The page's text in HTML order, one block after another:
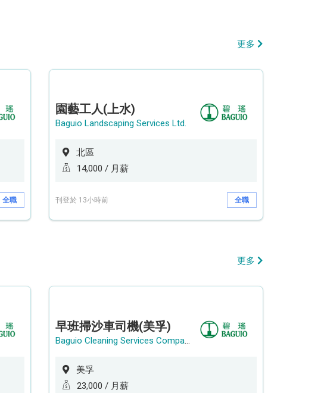
更多
全職
園藝工人(上水)
Baguio Landscaping Services Ltd.
北區
14,000 / 月薪
刊登於 13小時前 全職
更多
早班掃沙車司機(美孚)
Baguio Cleaning Services Company Limited
美孚
23,000 / 月薪